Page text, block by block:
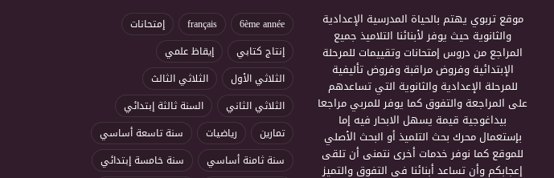
موقع تربوي يهتم بالحياة المدرسية الإعدادية
والثانوية حيث يوفر لأبنائنا التلاميذ جميع
المراجع من دروس إمتحانات وتقييمات للمرحلة
الإبتدائية وفروض مراقبة وفروض تأليفية
للمرحلة الإعدادية والثانوية التي تساعدهم
على المراجعة والتفوق كما يوفر للمربي مراجعا
بيداغوجية قيمة يسهل الابحار فيه إما
بإستعمال محرك بحث التلميذ أو البحث الأصلي
للموقع كما نوفر خدمات أخرى نتمنى أن تلقى
إعجابكم وأن تساعد أبنائنا في التفوق والتميز
6ème année
français
إمتحانات
إنتاج كتابي
إيقاظ علمي
الثلاثي الأول
الثلاثي الثالث
الثلاثي الثاني
السنة ثالثة إبتدائي
تمارين
رياضيات
سنة تاسعة أساسي
سنة ثامنة أساسي
سنة خامسة إبتدائي